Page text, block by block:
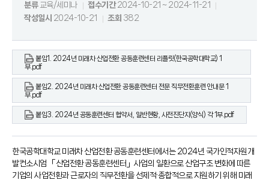
분류교육/세미나 접수기간2024-10-21 ~ 2024-11-21
작성일시 2024-10-21 조회 382
붙임1. 2024년 미래차 산업전환 공동훈련센터 리플릿(한국공학대학교) 1
부.pdf
붙임2. 2024년 미래차 산업전환 공동훈련센터 전문 직무전환훈련 안내문 1
부.pdf
붙임3. 2024년 공동훈련센터 협약서, 일반현황, 사전진단지(양식) 각 1부.pdf
한국공학대학교 미래차 산업전환 공동훈련센터에서는 2024년 국가인적자원개
발컨소시엄 「산업전환 공동훈련센터」사업의 일환으로 산업구조 변화에 따른
기업의 사업전환과 근로자의 직무전환을 선제적·종합적으로 지원하기 위해 미래